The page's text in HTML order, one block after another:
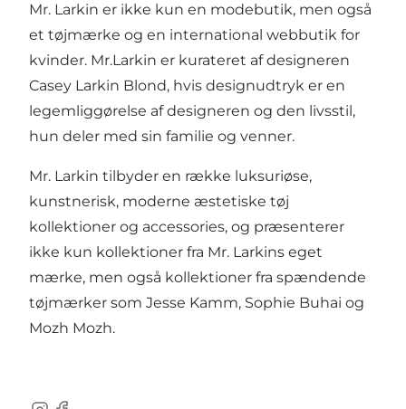
Mr. Larkin er ikke kun en modebutik, men også
et tøjmærke og en international webbutik for
kvinder. Mr.Larkin er kurateret af designeren
Casey Larkin Blond, hvis designudtryk er en
legemliggørelse af designeren og den livsstil,
hun deler med sin familie og venner.
Mr. Larkin tilbyder en række luksuriøse,
kunstnerisk, moderne æstetiske tøj
kollektioner og accessories, og præsenterer
ikke kun kollektioner fra Mr. Larkins eget
mærke, men også kollektioner fra spændende
tøjmærker som Jesse Kamm, Sophie Buhai og
Mozh Mozh.